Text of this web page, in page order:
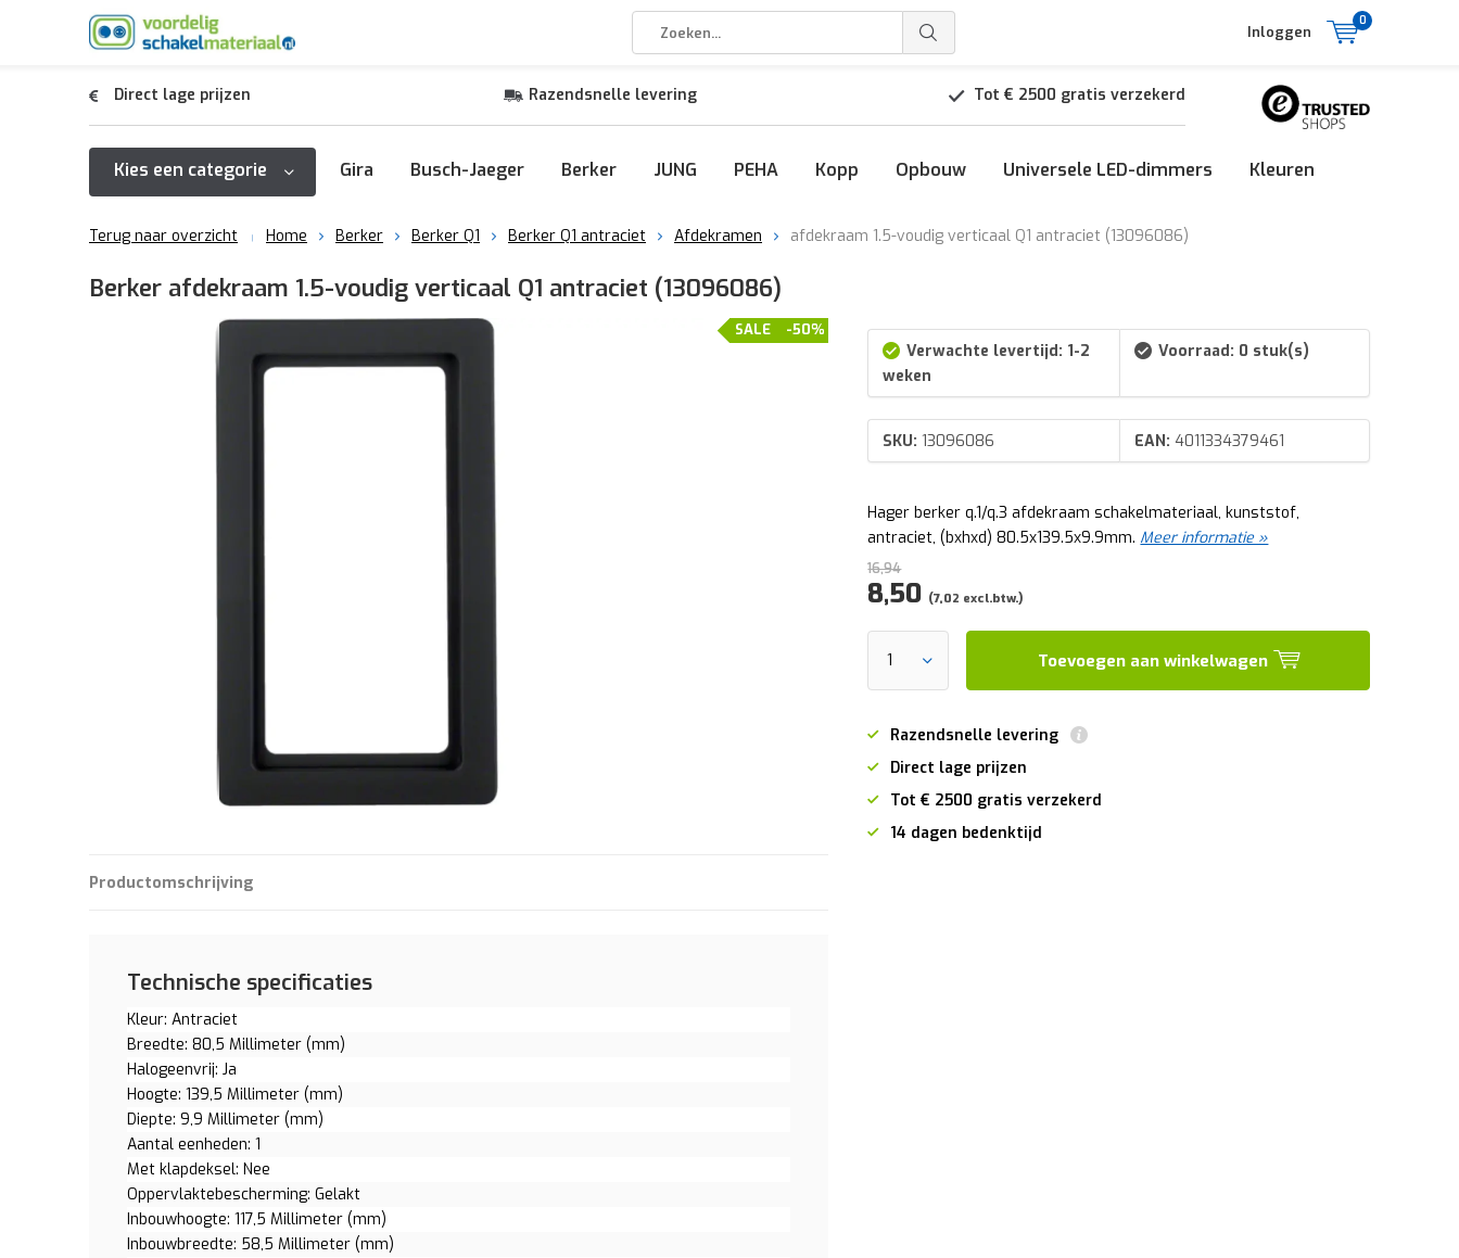
Inloggen
0
Direct lage prijzen Razendsnelle levering Tot € 2500 gratis verzekerd
Kies een categorie Gira Busch-Jaeger Berker JUNG PEHA Kopp Opbouw Universele LED-dimmers Kleuren
Terug naar overzicht Home Berker Berker Q1 Berker Q1 antraciet Afdekramen afdekraam 1.5-voudig verticaal Q1 antraciet (13096086)
Berker afdekraam 1.5-voudig verticaal Q1 antraciet (13096086)
-50%
SALE
Verwachte levertijd: 1-2
weken
Voorraad: 0 stuk(s)
SKU: 13096086 EAN: 4011334379461
Hager berker q.1/q.3 afdekraam schakelmateriaal, kunststof,
antraciet, (bxhxd) 80.5x139.5x9.9mm. Meer informatie »
16,94
8,50 (7,02 excl.btw.)
Toevoegen aan winkelwagen
Razendsnelle levering
Direct lage prijzen
Tot € 2500 gratis verzekerd
14 dagen bedenktijd
Productomschrijving
Technische specificaties
Kleur: Antraciet
Breedte: 80,5 Millimeter (mm)
Halogeenvrij: Ja
Hoogte: 139,5 Millimeter (mm)
Diepte: 9,9 Millimeter (mm)
Aantal eenheden: 1
Met klapdeksel: Nee
Oppervlaktebescherming: Gelakt
Inbouwhoogte: 117,5 Millimeter (mm)
Inbouwbreedte: 58,5 Millimeter (mm)